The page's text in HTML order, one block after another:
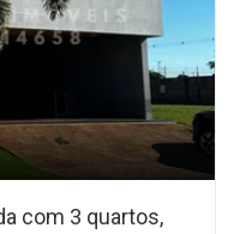
com 3 quartos,